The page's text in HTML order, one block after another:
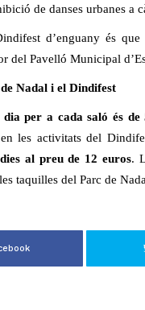
de danses urbanes a
d’enguany és que
del Pavelló Municipal
Nadal i el Dindifest
dia per a cada saló és de
les activitats del
al preu de 12 euros.
taquilles del Parc de